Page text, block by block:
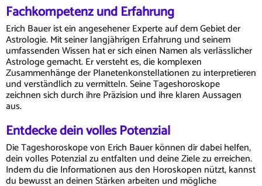
Fachkompetenz und Erfahrung
Erich Bauer ist ein angesehener Experte auf dem Gebiet der
Astrologie. Mit seiner langjährigen Erfahrung und seinem
umfassenden Wissen hat er sich einen Namen als verlässlicher
Astrologe gemacht. Er versteht es, die komplexen
Zusammenhänge der Planetenkonstellationen zu interpretieren
und verständlich zu vermitteln. Seine Tageshoroskope
zeichnen sich durch ihre Präzision und ihre klaren Aussagen
aus.
Entdecke dein volles Potenzial
Die Tageshoroskope von Erich Bauer können dir dabei helfen,
dein volles Potenzial zu entfalten und deine Ziele zu erreichen.
Indem du die Informationen aus den Horoskopen nützt, kannst
du bewusst an deinen Stärken arbeiten und mögliche